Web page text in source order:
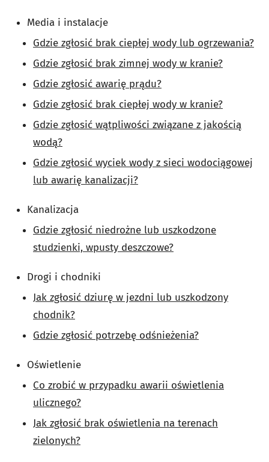
Media i instalacje
Gdzie zgłosić brak ciepłej wody lub ogrzewania?
Gdzie zgłosić brak zimnej wody w kranie?
Gdzie zgłosić awarię prądu?
Gdzie zgłosić brak ciepłej wody w kranie?
Gdzie zgłosić wątpliwości związane z jakością
wodą?
Gdzie zgłosić wyciek wody z sieci wodociągowej
lub awarię kanalizacji?
Kanalizacja
Gdzie zgłosić niedrożne lub uszkodzone
studzienki, wpusty deszczowe?
Drogi i chodniki
Jak zgłosić dziurę w jezdni lub uszkodzony
chodnik?
Gdzie zgłosić potrzebę odśnieżenia?
Oświetlenie
Co zrobić w przypadku awarii oświetlenia
ulicznego?
Jak zgłosić brak oświetlenia na terenach
zielonych?